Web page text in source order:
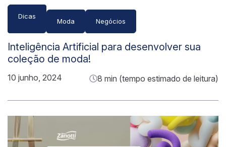
Dicas
Moda Negócios
Inteligência Artificial para desenvolver sua
coleção de moda!
10 junho, 2024 8 min (tempo estimado de leitura)